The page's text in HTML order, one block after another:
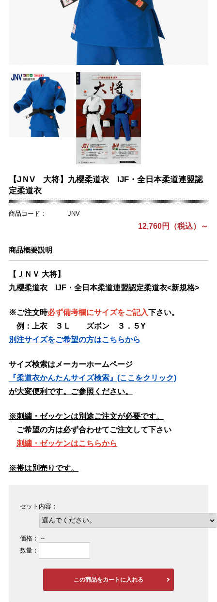
【JＮV 大将】九櫻柔道衣 IJF・全日本柔道連盟認
定柔道衣
商品コード： JNV
12,760円（税込）～
商品概要説明
【ＪＮＶ 大将】
九櫻柔道衣 IJF・全日本柔道連盟認定柔道衣<新規格>
※ご注文時必ず備考欄にサイズをご記入下さい。
例：上衣 ３Ｌ ズボン ３．５Y
別注サイズをご希望の方はこちらから
サイズ検索はメーカーホームページ
『柔道衣かんたんサイズ検索』(ここをクリック)
が大変便利です。ご参照ください。
※刺繍・ゼッケンは別途ご注文が必要です。
ご希望の方は必ず合わせてご注文して下さい
刺繍・ ゼッケンはこちらから
※帯は別売りです。
セット内容：
価格： --
数量：
この商品をカートに入れる